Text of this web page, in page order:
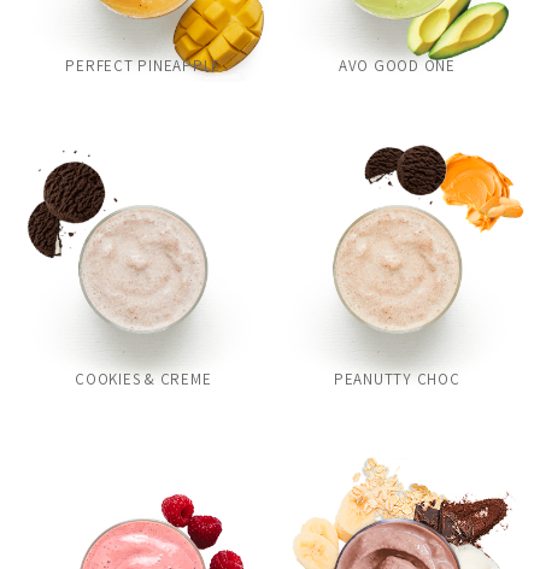
PERFECT PINEAPPLE AVO GOOD ONE
COOKIES & CREME PEANUTTY CHOC